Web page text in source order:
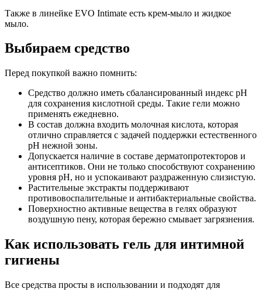
Также в линейке EVO Intimate есть крем-мыло и жидкое
мыло.
Выбираем средство
Перед покупкой важно помнить:
Средство должно иметь сбалансированный индекс pH
для сохранения кислотной среды. Такие гели можно
применять ежедневно.
В состав должна входить молочная кислота, которая
отлично справляется с задачей поддержки естественного
рН нежной зоны.
Допускается наличие в составе дерматопротекторов и
антисептиков. Они не только способствуют сохранению
уровня рН, но и успокаивают раздраженную слизистую.
Растительные экстракты поддерживают
противовоспалительные и антибактериальные свойства.
Поверхностно активные вещества в гелях образуют
воздушную пену, которая бережно смывает загрязнения.
Как использовать гель для интимной
гигиены
Все средства просты в использовании и подходят для